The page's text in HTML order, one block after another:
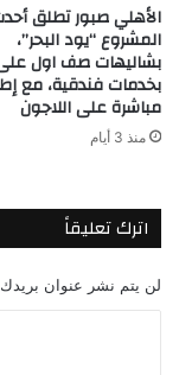
الأهلي صبور تطلق
المشروع “يود البحر”،
بشاليهات صف اول على
بخدمات فندقية، مع
مباشرة على اللاجون
منذ 3 أيام
اترك تعليقاً
لن يتم نشر عنوان بريدك